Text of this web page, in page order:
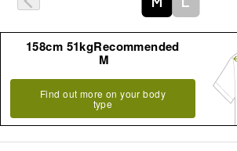
158cm 51kgRecommended
M
Find out more on your body
type